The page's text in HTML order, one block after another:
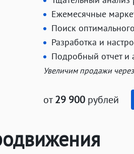
Ежемесячные
Поиск
Разработка и
Подробный отчет и
Увеличим продажи
от29 900 рублей